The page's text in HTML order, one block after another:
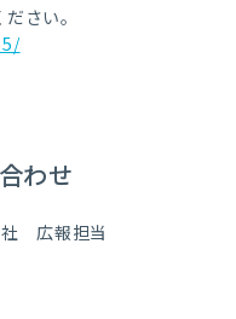
さい。
わせ
社 広報担当